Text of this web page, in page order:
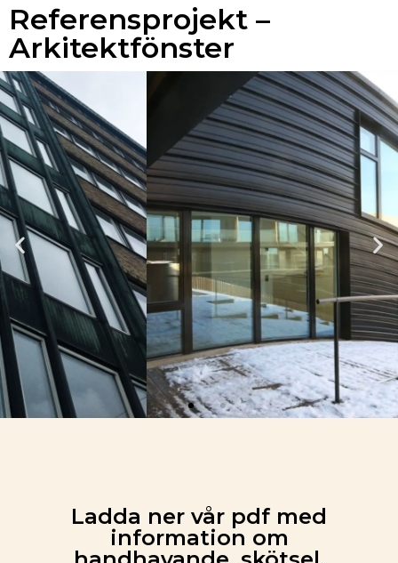
Referensprojekt –
Arkitektfönster
tillbyggnad en frihet från lägenheterna under.
Ladda ner vår pdf med
information om